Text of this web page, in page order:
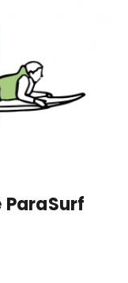
ParaSurf